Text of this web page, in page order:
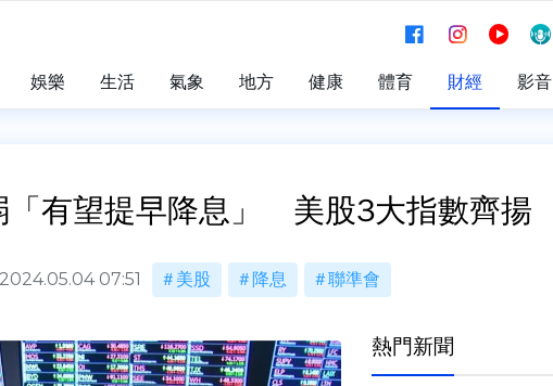
娛樂 生活 氣象 地方 健康 體育 財經 影音
「有望提早降息」 美股3大指數齊揚
2024.05.04 07:51 美股 降息 聯準會
熱門新聞